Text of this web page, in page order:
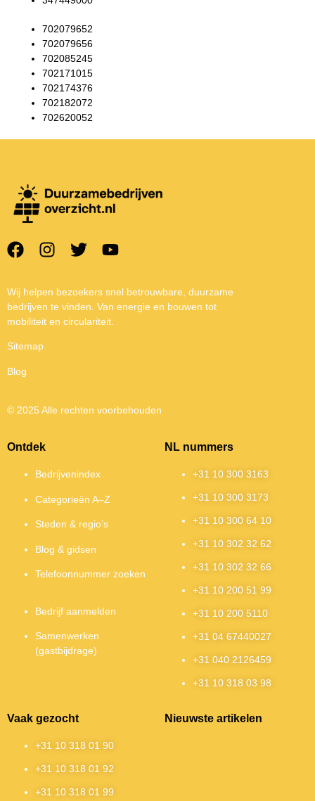
702079652
702079656
702085245
702171015
702174376
702182072
702620052
Wij helpen bezoekers snel betrouwbare, duurzame
bedrijven te vinden. Van energie en bouwen tot
mobiliteit en circulariteit.
Sitemap
Blog
© 2025 Alle rechten voorbehouden
Ontdek
Bedrijvenindex
Categorieën A–Z
Steden & regio’s
Blog & gidsen
Telefoonnummer zoeken
Bedrijf aanmelden
Samenwerken
(gastbijdrage)
NL nummers
+31 10 300 3163
+31 10 300 3173
+31 10 300 64 10
+31 10 302 32 62
+31 10 302 32 66
+31 10 200 51 99
+31 10 200 5110
+31 04 67440027
+31 040 2126459
+31 10 318 03 98
Vaak gezocht
+31 10 318 01 90
+31 10 318 01 92
+31 10 318 01 99
Nieuwste artikelen